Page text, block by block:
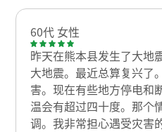
60代 女性
昨天在熊本县发生了大地
大地震。最近总算复兴了
害。现在有些地方停电和
温会有超过四十度。那个
调。我非常担心遇受灾害